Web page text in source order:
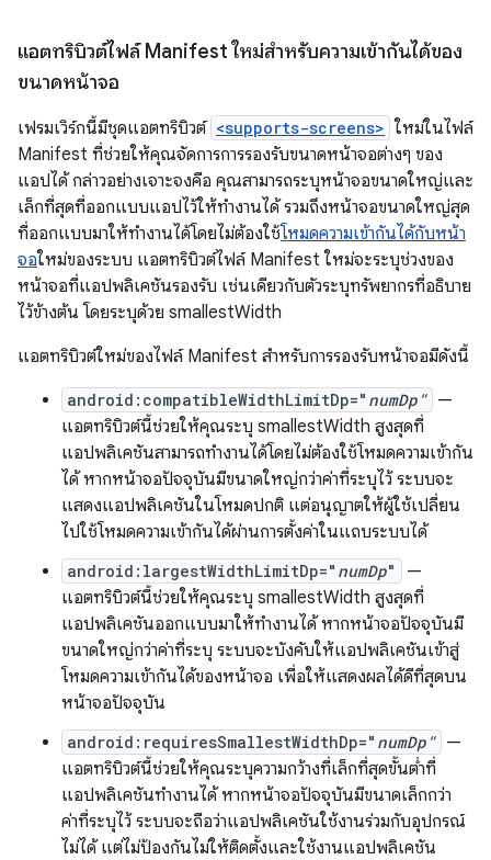
แอตทริบิวต์ไฟล์ Manifest ใหม่สำหรับความเข้ากันได้ของ
ขนาดหน้าจอ
เฟรมเวิร์กนี้มีชุดแอตทริบิวต์ <supports-screens> ใหม่ในไฟล์
Manifest ที่ช่วยให้คุณจัดการการรองรับขนาดหน้าจอต่างๆ ของ
แอปได้ กล่าวอย่างเจาะจงคือ คุณสามารถระบุหน้าจอขนาดใหญ่และ
เล็กที่สุดที่ออกแบบแอปไว้ให้ทำงานได้ รวมถึงหน้าจอขนาดใหญ่สุด
ที่ออกแบบมาให้ทำงานได้โดยไม่ต้องใช้โหมดความเข้ากันได้กับหน้า
จอใหม่ของระบบ แอตทริบิวต์ไฟล์ Manifest ใหม่จะระบุช่วงของ
หน้าจอที่แอปพลิเคชันรองรับ เช่นเดียวกับตัวระบุทรัพยากรที่อธิบาย
ไว้ข้างต้น โดยระบุด้วย smallestWidth
แอตทริบิวต์ใหม่ของไฟล์ Manifest สำหรับการรองรับหน้าจอมีดังนี้
android:compatibleWidthLimitDp=" numDp" —
แอตทริบิวต์นี้ช่วยให้คุณระบุ smallestWidth สูงสุดที่
แอปพลิเคชันสามารถทำงานได้โดยไม่ต้องใช้โหมดความเข้ากัน
ได้ หากหน้าจอปัจจุบันมีขนาดใหญ่กว่าค่าที่ระบุไว้ ระบบจะ
แสดงแอปพลิเคชันในโหมดปกติ แต่อนุญาตให้ผู้ใช้เปลี่ยน
ไปใช้โหมดความเข้ากันได้ผ่านการตั้งค่าในแถบระบบได้
android:largestWidthLimitDp=" numDp"
—
แอตทริบิวต์นี้ช่วยให้คุณระบุ smallestWidth สูงสุดที่
แอปพลิเคชันออกแบบมาให้ทำงานได้ หากหน้าจอปัจจุบันมี
ขนาดใหญ่กว่าค่าที่ระบุ ระบบจะบังคับให้แอปพลิเคชันเข้าสู่
โหมดความเข้ากันได้ของหน้าจอ เพื่อให้แสดงผลได้ดีที่สุดบน
หน้าจอปัจจุบัน
android:requiresSmallestWidthDp=" numDp" —
แอตทริบิวต์นี้ช่วยให้คุณระบุความกว้างที่เล็กที่สุดขั้นต่ำที่
แอปพลิเคชันทำงานได้ หากหน้าจอปัจจุบันมีขนาดเล็กกว่า
ค่าที่ระบุไว้ ระบบจะถือว่าแอปพลิเคชันใช้งานร่วมกับอุปกรณ์
ไม่ได้ แต่ไม่ป้องกันไม่ให้ติดตั้งและใช้งานแอปพลิเคชัน